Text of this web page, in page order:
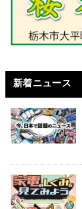
新着ニュース